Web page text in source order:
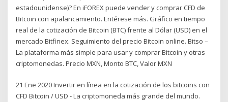
estadounidense)? En iFOREX puede vender y comprar CFD de
Bitcoin con apalancamiento. Entérese más. Gráfico en tiempo
real de la cotización de Bitcoin (BTC) frente al Dólar (USD) en el
mercado Bitfinex. Seguimiento del precio Bitcoin online. Bitso –
La plataforma más simple para usar y comprar Bitcoin y otras
criptomonedas. Precio MXN, Monto BTC, Valor MXN
21 Ene 2020 Invertir en línea en la cotización de los bitcoins con
CFD Bitcoin / USD - La criptomoneda más grande del mundo.